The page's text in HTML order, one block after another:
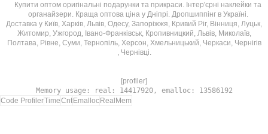
Купити оптом оригінальні подарунки та прикраси. Інтер'єрні наклейки та
органайзери. Краща оптова ціна у Дніпрі. Дропшиппінг в Україні.
Доставка у Київ, Харків, Львів, Одесу, Запоріжжя, Кривий Ріг, Вінниця, Луцьк,
Житомир, Ужгород, Івано-Франківськ, Кропивницкий, Львів, Миколаїв,
Полтава, Рівне, Суми, Тернопіль, Херсон, Хмельницький, Черкаси, Чернігів
, Чернівці.
[profiler]
Memory usage: real: 14417920, emalloc: 13586192
Code ProfilerTimeCnt Emalloc RealMem